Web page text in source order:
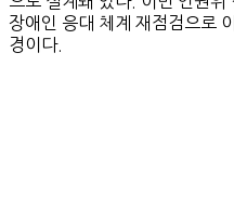
장애인 응대 체계 재점검으로
경이다.